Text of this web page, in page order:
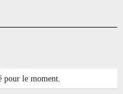
pour le moment.